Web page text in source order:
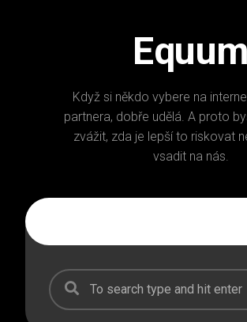
Equum
Když si někdo vybere na
partnera, dobře udělá. A proto
zvážit, zda je lepší to riskovat
vsadit na nás.